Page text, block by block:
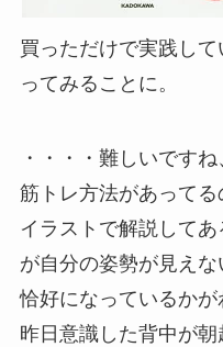
買っただけで実践し
ってみることに。
・・・・難しいですね
筋トレ方法があってる
イラストで解説して
が自分の姿勢が見え
恰好になっているかが
昨日意識した背中が